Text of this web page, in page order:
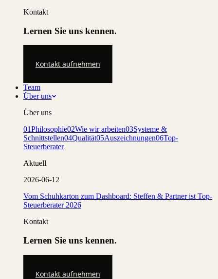
Kontakt
Lernen Sie uns kennen.
Kontakt aufnehmen
Team
Über uns
Über uns
01Philosophie02Wie wir arbeiten03Systeme &
Schnittstellen04Qualität05Auszeichnungen06Top-
Steuerberater
Aktuell
2026-06-12
Vom Schuhkarton zum Dashboard: Steffen & Partner ist Top-
Steuerberater 2026
Kontakt
Lernen Sie uns kennen.
Kontakt aufnehmen